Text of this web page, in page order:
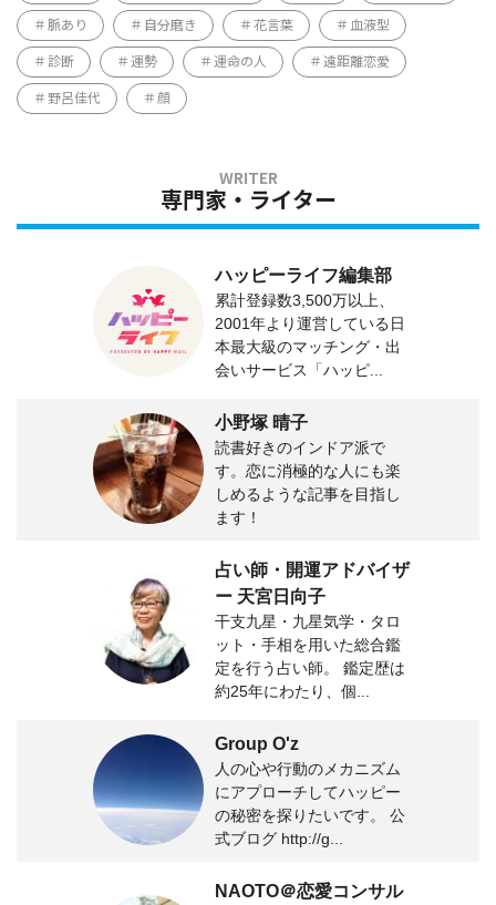
脈あり 自分磨き 花言葉 血液型
診断 運勢 運命の人 遠距離恋愛
野呂佳代 顔
専門家・ライター
ハッピーライフ編集部
累計登録数3,500万以上、
2001年より運営している日
本最大級のマッチング・出
会いサービス「ハッピ...
小野塚 晴子
読書好きのインドア派で
す。恋に消極的な人にも楽
しめるような記事を目指し
ます！
占い師・開運アドバイザ
ー 天宮日向子
干支九星・九星気学・タロ
ット・手相を用いた総合鑑
定を行う占い師。 鑑定歴は
約25年にわたり、個...
Group O'z
人の心や行動のメカニズム
にアプローチしてハッピー
の秘密を探りたいです。 公
式ブログ http://g...
NAOTO＠恋愛コンサル